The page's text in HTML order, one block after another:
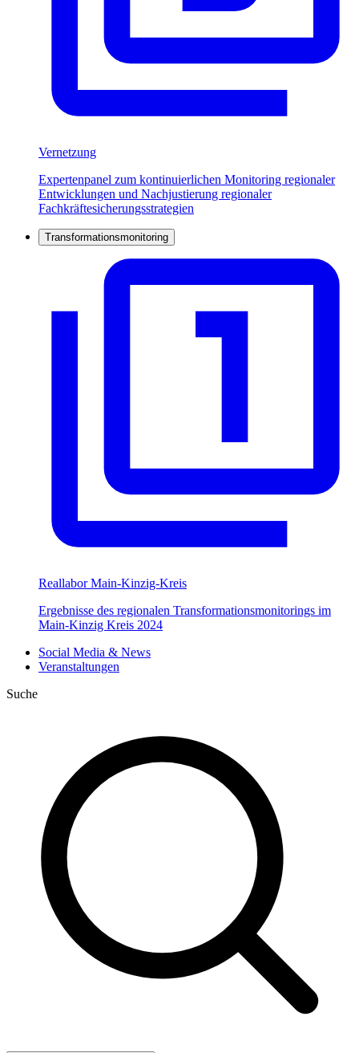
Vernetzung
Expertenpanel zum kontinuierlichen Monitoring regionaler
Entwicklungen und Nachjustierung regionaler
Fachkräftesicherungsstrategien
Transformationsmonitoring
Reallabor Main-Kinzig-Kreis
Ergebnisse des regionalen Transformationsmonitorings im
Main-Kinzig Kreis 2024
Social Media & News
Veranstaltungen
Suche